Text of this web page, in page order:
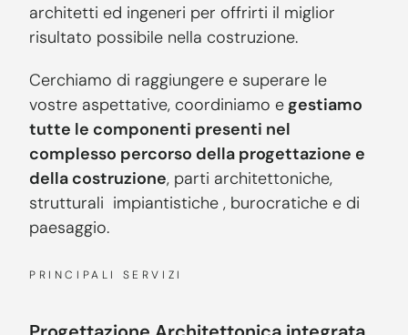
architetti ed ingeneri per offrirti il miglior
risultato possibile nella costruzione.
Cerchiamo di raggiungere e superare le
vostre aspettative, coordiniamo e gestiamo
tutte le componenti presenti nel
complesso percorso della progettazione e
della costruzione, parti architettoniche,
strutturali impiantistiche , burocratiche e di
paesaggio.
PRINCIPALI SERVIZI